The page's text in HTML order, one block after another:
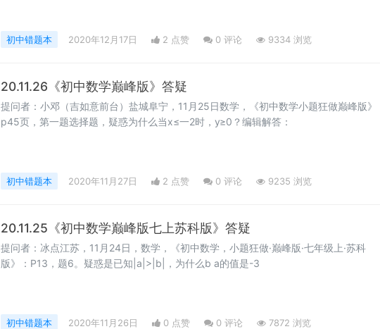
初中错题本 2020年12月17日 2 点赞 0 评论 9334 浏览
20.11.26《初中数学巅峰版》答疑
提问者：小邓（吉如意前台）盐城阜宁，11月25日数学，《初中数学小题狂做巅峰版》
p45页，第一题选择题，疑惑为什么当x≤一2时，y≥0？编辑解答：
初中错题本 2020年11月27日 2 点赞 0 评论 9235 浏览
20.11.25《初中数学巅峰版七上苏科版》答疑
提问者：冰点江苏，11月24日，数学，《初中数学，小题狂做·巅峰版·七年级上·苏科
版》：P13，题6。疑惑是已知|a|>|b|，为什么b a的值是-3
初中错题本 2020年11月26日 0 点赞 0 评论 7872 浏览